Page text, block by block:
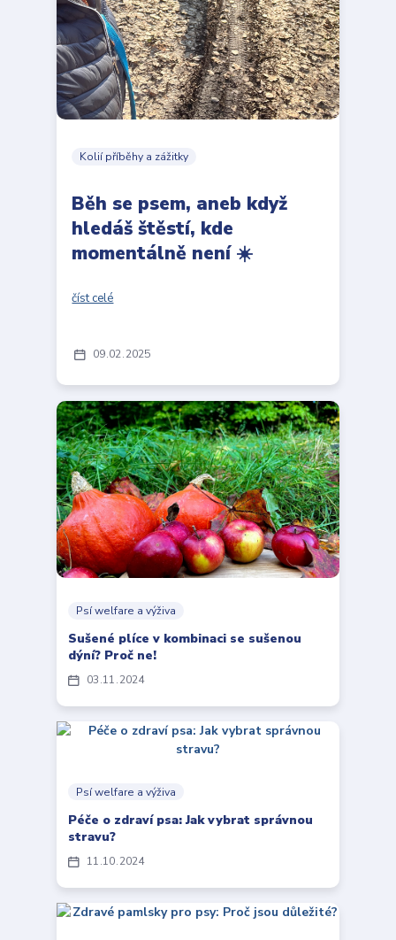
09 02 2025
Kolií příběhy a zážitky
Běh se psem, aneb když
hledáš štěstí, kde
momentálně není ☀️
číst celé
03 11 2024
Psí welfare a výživa
Sušené plíce v kombinaci se sušenou
dýní? Proč ne!
11 10 2024
Psí welfare a výživa
Péče o zdraví psa: Jak vybrat správnou
stravu?